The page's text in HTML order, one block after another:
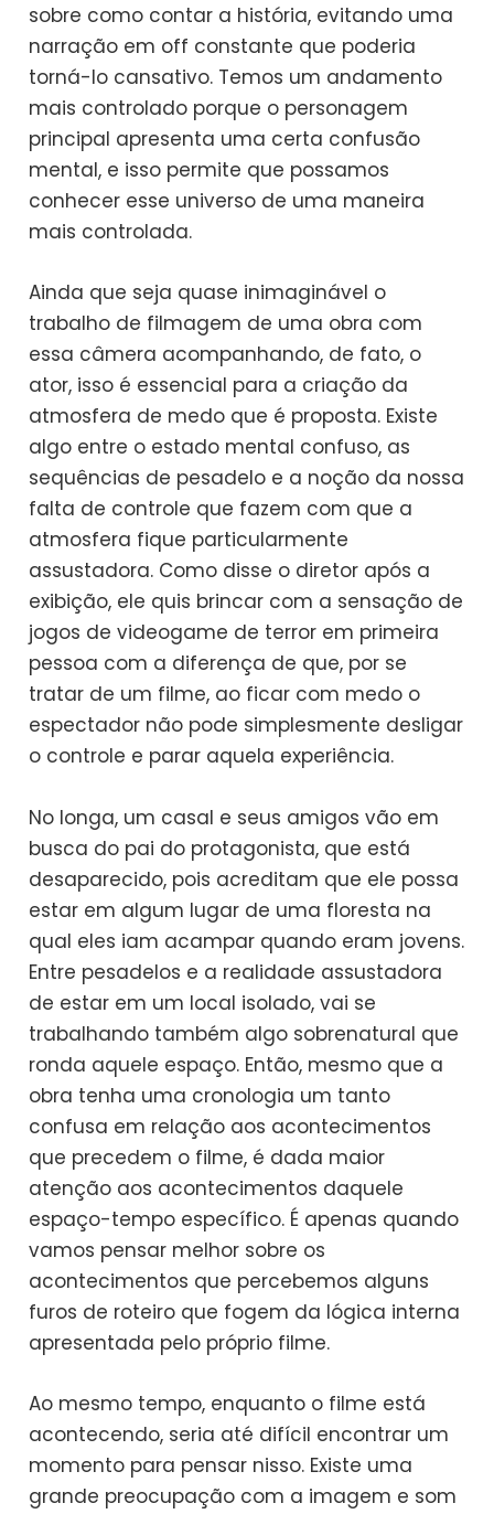
sobre como contar a história, evitando uma
narração em off constante que poderia
torná-lo cansativo. Temos um andamento
mais controlado porque o personagem
principal apresenta uma certa confusão
mental, e isso permite que possamos
conhecer esse universo de uma maneira
mais controlada.
Ainda que seja quase inimaginável o
trabalho de filmagem de uma obra com
essa câmera acompanhando, de fato, o
ator, isso é essencial para a criação da
atmosfera de medo que é proposta. Existe
algo entre o estado mental confuso, as
sequências de pesadelo e a noção da nossa
falta de controle que fazem com que a
atmosfera fique particularmente
assustadora. Como disse o diretor após a
exibição, ele quis brincar com a sensação de
jogos de videogame de terror em primeira
pessoa com a diferença de que, por se
tratar de um filme, ao ficar com medo o
espectador não pode simplesmente desligar
o controle e parar aquela experiência.
No longa, um casal e seus amigos vão em
busca do pai do protagonista, que está
desaparecido, pois acreditam que ele possa
estar em algum lugar de uma floresta na
qual eles iam acampar quando eram jovens.
Entre pesadelos e a realidade assustadora
de estar em um local isolado, vai se
trabalhando também algo sobrenatural que
ronda aquele espaço. Então, mesmo que a
obra tenha uma cronologia um tanto
confusa em relação aos acontecimentos
que precedem o filme, é dada maior
atenção aos acontecimentos daquele
espaço-tempo específico. É apenas quando
vamos pensar melhor sobre os
acontecimentos que percebemos alguns
furos de roteiro que fogem da lógica interna
apresentada pelo próprio filme.
Ao mesmo tempo, enquanto o filme está
acontecendo, seria até difícil encontrar um
momento para pensar nisso. Existe uma
grande preocupação com a imagem e som